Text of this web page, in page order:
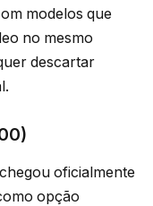
modelos que
no mesmo
descartar
oficialmente
opção